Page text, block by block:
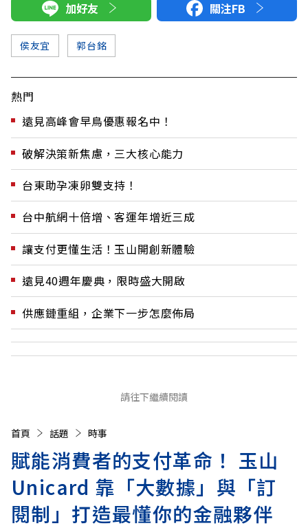
加好友 關注FB
侯友宜 郭台銘
熱門
遠見高峰會早鳥優惠報名中！
破解決策新焦慮，三大核心能力
台東助孕凍卵雙支持！
台中航網十倍增、客運年增近三成
讓支付更懂生活！玉山開創新體驗
遠見40週年慶典，限時盛大開啟
供應鏈重組，企業下一步怎麼佈局
請往下繼續閱讀
首頁 話題 時事
賦能消費者的支付革命！ 玉山
Unicard 靠「大數據」與「訂
閱制」打造最懂你的金融夥伴